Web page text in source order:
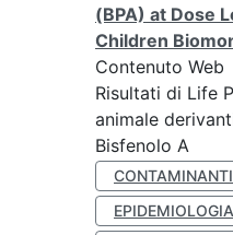
(BPA) at Dose
Children
Contenuto Web
Risultati di Life
animale
Bisfenolo A
EPIDEMIOLOGIA